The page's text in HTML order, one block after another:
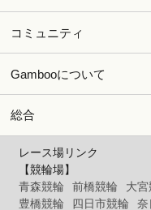
コミュニティ
Gambooについて
総合
レース場リンク
【競輪場】
青森競輪
前橋競輪 大宮
豊橋競輪
四日市競輪 奈